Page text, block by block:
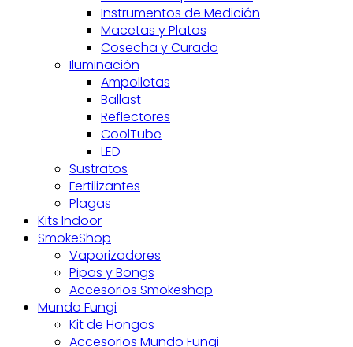
Instrumentos de Medición
Macetas y Platos
Cosecha y Curado
Iluminación
Ampolletas
Ballast
Reflectores
CoolTube
LED
Sustratos
Fertilizantes
Plagas
Kits Indoor
SmokeShop
Vaporizadores
Pipas y Bongs
Accesorios Smokeshop
Mundo Fungi
Kit de Hongos
Accesorios Mundo Fungi